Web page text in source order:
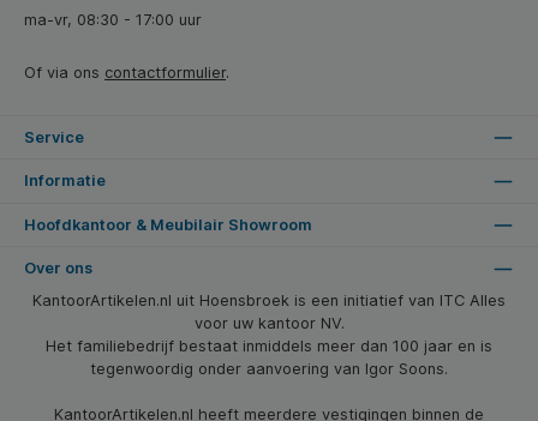
ma-vr, 08:30 - 17:00 uur
Of via ons contactformulier.
Service
Informatie
Hoofdkantoor & Meubilair Showroom
Over ons
KantoorArtikelen.nl uit Hoensbroek is een initiatief van ITC Alles
voor uw kantoor NV.
Het familiebedrijf bestaat inmiddels meer dan 100 jaar en is
tegenwoordig onder aanvoering van Igor Soons.
KantoorArtikelen.nl heeft meerdere vestigingen binnen de